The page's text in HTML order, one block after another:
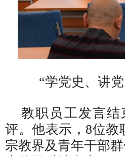
“学党史、讲
教职员工发言
评。他表示，8位教
宗教界及青年干部